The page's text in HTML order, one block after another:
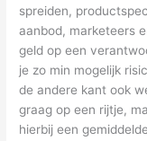
spreiden,
aanbod, marketeers
geld op een
je zo min mogelijk
de andere kant ook
graag op een rijtje,
hierbij een